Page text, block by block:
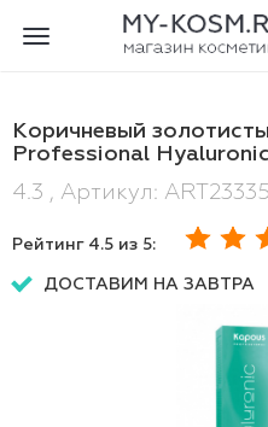
Toggle
Коричневый
Professional
4.3 , Артикул: ART23335
Рейтинг 4.5 из 5:
ДОСТАВИМ НА ЗАВТРА